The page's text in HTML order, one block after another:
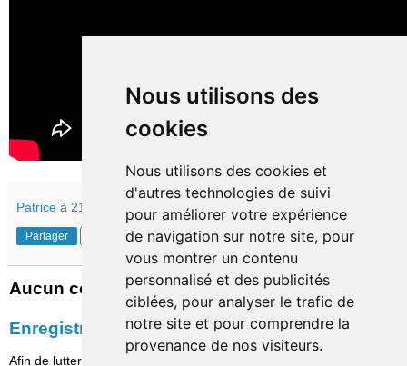
Nous utilisons des
cookies
Nous utilisons des cookies et
d'autres technologies de suivi
pour améliorer votre expérience
de navigation sur notre site, pour
vous montrer un contenu
personnalisé et des publicités
ciblées, pour analyser le trafic de
notre site et pour comprendre la
provenance de nos visiteurs.
Patrice à 21:40
Partager
Aucun commentaire:
Enregistrer un commentaire
Afin de lutter contre le spam, les commentaires ne